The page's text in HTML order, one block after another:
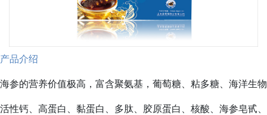
产品介绍
海参的营养价值极高，富含聚氨基，葡萄糖、粘多糖、海洋生物
活性钙、高蛋白、黏蛋白、多肽、胶原蛋白、核酸、海参皂甙、